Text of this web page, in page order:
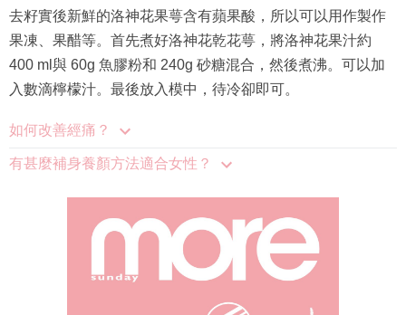
果凍、果醋等。首先煮好洛神花乾花萼，將洛神花果汁約
400 ml與 60g 魚膠粉和 240g 砂糖混合，然後煮沸。可以加
入數滴檸檬汁。最後放入模中，待冷卻即可。